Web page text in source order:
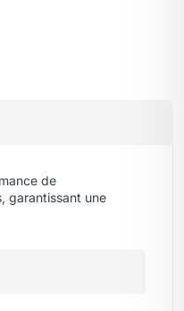
de
, garantissant une